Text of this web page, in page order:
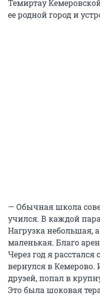
Темиртау
ее родной город и
— Обычная школа
учился. В каждой
Нагрузка небольшая,
маленькая. Благо
Через год я
вернулся в Кемерово.
друзей, попал в
Это была шоковая